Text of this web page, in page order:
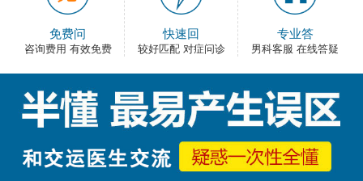
护士都很不错，服务好热情，看病很舒心。
卡佛：
手术费用还能接受，早上去的，下午就正常上班
免费问
咨询费用 有效免费
快速回
较好匹配 对症问诊
专业答
男科客服 在线答疑